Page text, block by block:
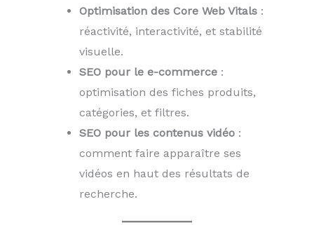
Optimisation des Core Web Vitals :
réactivité, interactivité, et stabilité
visuelle.
SEO pour le e-commerce :
optimisation des fiches produits,
catégories, et filtres.
SEO pour les contenus vidéo :
comment faire apparaître ses
vidéos en haut des résultats de
recherche.